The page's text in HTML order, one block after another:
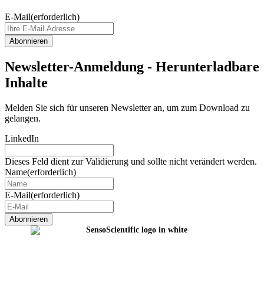
E-Mail(erforderlich)
Newsletter-Anmeldung - Herunterladbare
Inhalte
Melden Sie sich für unseren Newsletter an, um zum Download zu
gelangen.
LinkedIn
Dieses Feld dient zur Validierung und sollte nicht verändert werden.
Name(erforderlich)
E-Mail(erforderlich)